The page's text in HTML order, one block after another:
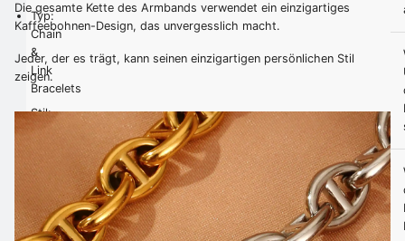
Typ:
Chain
&
Link
Bracelets
Stil:
Romantisch
Geschlecht:
Unisex
Form:
Geometrisch,
Kaffeebohne
Die gesamte Kette des Armbands verwendet ein einzigartiges
Kaffeebohnen-Design, das unvergesslich macht.
Jeder, der es trägt, kann seinen einzigartigen persönlichen Stil
zeigen.